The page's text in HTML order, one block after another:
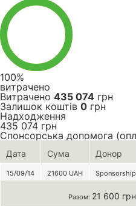
100%
витрачено
Витрачено 435 074 грн
Залишок коштів 0 грн
Надходження
435 074 грн
Спонсорська допомога
Дата Сума Донор
15/09/14 21600 UAH Sponsorship
Разом: 21 600 грн